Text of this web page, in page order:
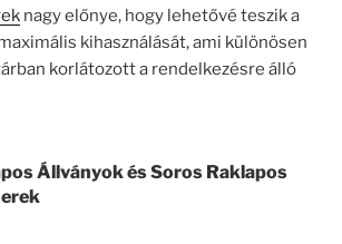
nagy előnye, hogy lehetővé teszik a
kihasználását, ami különösen
korlátozott a rendelkezésre álló
Állványok és Soros Raklapos